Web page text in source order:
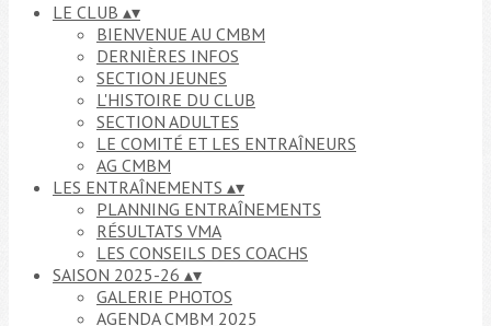
LE CLUB ▴▾
BIENVENUE AU CMBM
DERNIÈRES INFOS
SECTION JEUNES
L'HISTOIRE DU CLUB
SECTION ADULTES
LE COMITÉ ET LES ENTRAÎNEURS
AG CMBM
LES ENTRAÎNEMENTS ▴▾
PLANNING ENTRAÎNEMENTS
RÉSULTATS VMA
LES CONSEILS DES COACHS
SAISON 2025-26 ▴▾
GALERIE PHOTOS
AGENDA CMBM 2025